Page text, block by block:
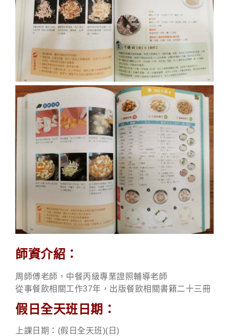
師資介紹：
周師傅老師，中餐丙級專業證照輔導老師
從事餐飲相關工作37年，出版餐飲相關書籍二十三冊
假日全天班日期：
上課日期：(假日全天班)(日)